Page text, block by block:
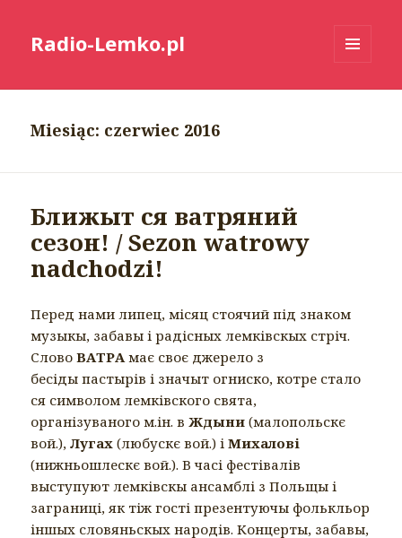
Radio-Lemko.pl
Miesiąc: czerwiec 2016
Ближыт ся ватряний
сезон! / Sezon watrowy
nadchodzi!
Перед нами липец, місяц стоячий під знаком
музыкы, забавы і радісных лемківскых стріч.
СловоВАТРАмає своє джерело з
бесіды пастырів і значыт огниско, котре стало
ся символом лемківского свята,
організуваного м.ін. вЖдыни (малопольскє
вой.),Лугах (любускє вой.) іМихалові
(нижньошлескє вой.). В часі фестівалів
выступуют лемківскы ансамблі з Польщы і
заграниці, як тіж гості презентуючы фолькльор
іншых словяньскых народів. Концерты, забавы,